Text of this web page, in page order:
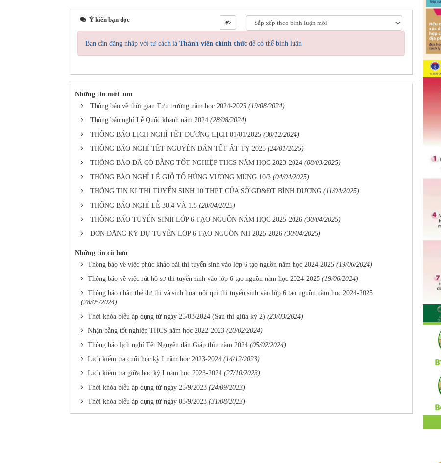
Ý kiến bạn đọc
Bạn cần đăng nhập với tư cách là Thành viên chính thức để có thể bình luận
Những tin mới hơn
Thông báo về thời gian Tựu trường năm học 2024-2025 (19/08/2024)
Thông báo nghỉ Lễ Quốc khánh năm 2024 (28/08/2024)
THÔNG BÁO LỊCH NGHỈ TẾT DƯƠNG LỊCH 01/01/2025 (30/12/2024)
THÔNG BÁO NGHỈ TẾT NGUYÊN ĐÁN TẾT ẤT TỴ 2025 (24/01/2025)
THÔNG BÁO ĐÃ CÓ BẰNG TỐT NGHIỆP THCS NĂM HỌC 2023-2024 (08/03/2025)
THÔNG BÁO NGHỈ LỄ GIỖ TỔ HÙNG VƯƠNG MÙNG 10/3 (04/04/2025)
THÔNG TIN KÌ THI TUYỂN SINH 10 THPT CỦA SỞ GD&ĐT BÌNH DƯƠNG (11/04/2025)
THÔNG BÁO NGHỈ LỄ 30.4 VÀ 1.5 (28/04/2025)
THÔNG BÁO TUYỂN SINH LỚP 6 TẠO NGUỒN NĂM HỌC 2025-2026 (30/04/2025)
ĐƠN ĐĂNG KÝ DỰ TUYỂN LỚP 6 TẠO NGUỒN NH 2025-2026 (30/04/2025)
Những tin cũ hơn
Thông báo về việc phúc khảo bài thi tuyển sinh vào lớp 6 tạo nguồn năm học 2024-2025 (19/06/2024)
Thông báo về việc rút hồ sơ thi tuyển sinh vào lớp 6 tạo nguồn năm học 2024-2025 (19/06/2024)
Thông báo nhận thẻ dự thi và sinh hoạt nội qui thi tuyển sinh vào lớp 6 tạo nguồn năm học 2024-2025
(28/05/2024)
Thời khóa biểu áp dụng từ ngày 25/03/2024 (Sau thi giữa kỳ 2) (23/03/2024)
Nhận bằng tốt nghiệp THCS năm học 2022-2023 (20/02/2024)
Thông báo lịch nghỉ Tết Nguyên đán Giáp thìn năm 2024 (05/02/2024)
Lịch kiểm tra cuối học kỳ I năm học 2023-2024 (14/12/2023)
Lịch kiểm tra giữa học kỳ I năm học 2023-2024 (27/10/2023)
Thời khóa biểu áp dụng từ ngày 25/9/2023 (24/09/2023)
Thời khóa biểu áp dụng từ ngày 05/9/2023 (31/08/2023)